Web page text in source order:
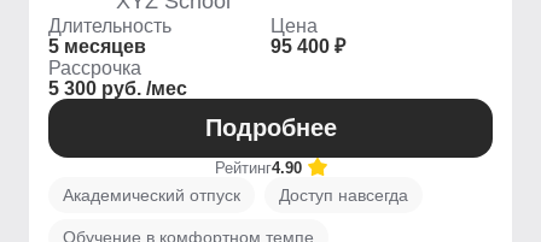
Длительность
5 месяцев
Цена
95 400 ₽
Рассрочка
5 300 руб. /мес
Подробнее
Рейтинг4.90
Академический отпуск Доступ навсегда
Обучение в комфортном темпе